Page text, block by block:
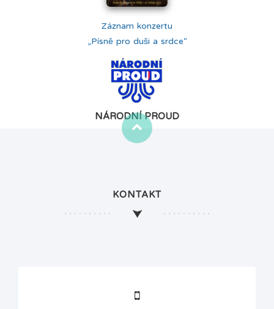
Záznam konzertu
„Písně pro duši a srdce“
NÁRODNÍ PROUD
KONTAKT